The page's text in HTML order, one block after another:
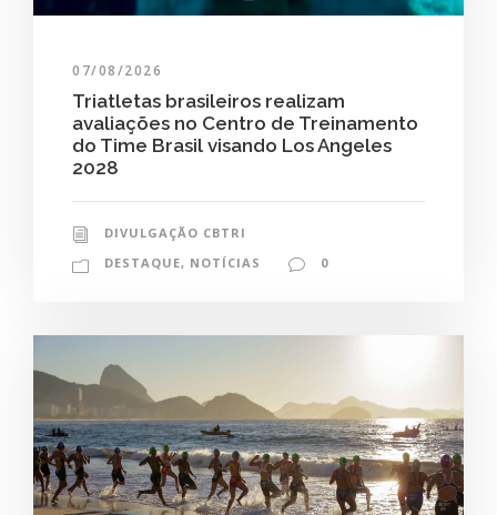
07/08/2026
Triatletas brasileiros realizam
avaliações no Centro de Treinamento
do Time Brasil visando Los Angeles
2028
DIVULGAÇÃO CBTRI
DESTAQUE, NOTÍCIAS 0